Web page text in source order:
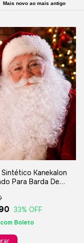
Mais novo ao mais antigo
Kanekalon
Para Barda De
33% OFF
com Boleto